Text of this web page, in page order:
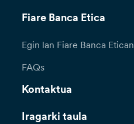
Fiare Banca Etica
Egin lan Fiare Banca Etican
FAQs
Kontaktua
Iragarki taula